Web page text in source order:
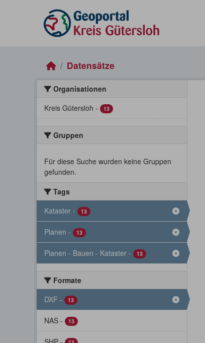
Datensätze
Organisationen
Kreis Gütersloh - 13
Gruppen
Für diese Suche wurden keine Gruppen
gefunden.
Tags
Kataster - 13
Planen - 13
Planen - Bauen - Kataster - 13
Formate
DXF - 13
NAS - 13